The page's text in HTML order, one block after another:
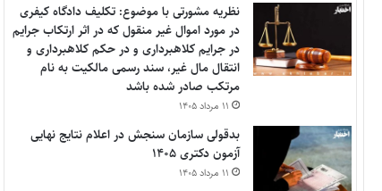
نظریه مشورتی با موضوع: تکلیف دادگاه کیفری
در مورد اموال غیر منقول که در اثر ارتکاب جرایم
در جرایم کلاهبرداری و در حکم کلاهبرداری و
انتقال مال غیر، سند رسمی مالکیت به نام
مرتکب صادر شده باشد
۱۱ مرداد ۱۴۰۵
بدقولی سازمان سنجش در اعلام نتایج نهایی
آزمون دکتری ۱۴۰۵
۱۱ مرداد ۱۴۰۵